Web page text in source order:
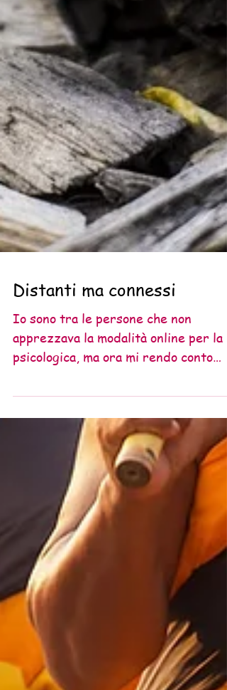
Distanti ma connessi
Io sono tra le persone che non
psicologica, ma ora mi rendo conto
quanto questa modalità possa...